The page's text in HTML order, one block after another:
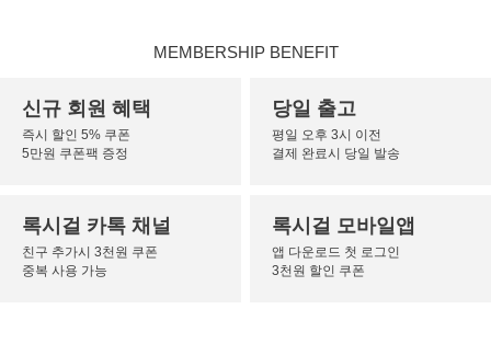
MEMBERSHIP BENEFIT
신규 회원 혜택
즉시 할인 5% 쿠폰
5만원 쿠폰팩 증정
당일 출고
평일 오후 3시 이전
결제 완료시 당일 발송
록시걸 카톡 채널
친구 추가시 3천원 쿠폰
중복 사용 가능
록시걸 모바일앱
앱 다운로드 첫 로그인
3천원 할인 쿠폰